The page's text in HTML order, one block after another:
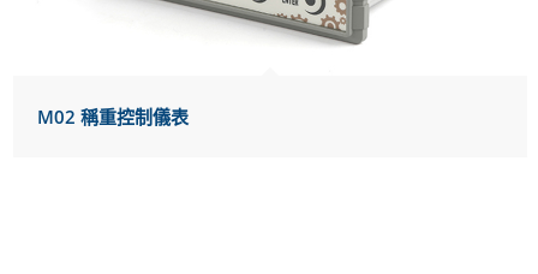
M02 稱重控制儀表